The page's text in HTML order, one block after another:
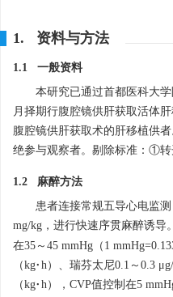
1. 资料与方法
1.1 一般资料
本研究已通过首都医科大
月择期行腹腔镜供肝获取活体
腹腔镜供肝获取术的肝移植供
绝参与观察者。剔除标准：①
1.2 麻醉方法
患者连接常规五导心电监
mg/kg，进行快速序贯麻醉诱导
在35～45 mmHg（1
（kg·h）、瑞芬太尼0.1～0.3
（kg·h），CVP值控制在5